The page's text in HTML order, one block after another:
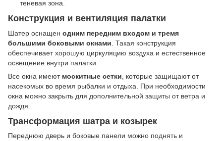
теневая зона.
Конструкция и вентиляция палатки
Шатер оснащен одним передним входом и тремя
большими боковыми окнами . Такая конструкция
обеспечивает хорошую циркуляцию воздуха и естественное
освещение внутри палатки.
Все окна имеют москитные сетки , которые защищают от
насекомых во время рыбалки и отдыха. При необходимости
окна можно закрыть для дополнительной защиты от ветра и
дождя.
Трансформация шатра и козырек
Переднюю дверь и боковые панели можно поднять и